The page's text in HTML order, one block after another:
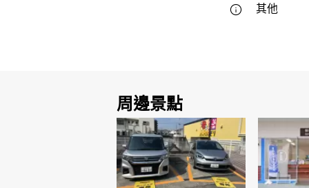
其他
周邊景點